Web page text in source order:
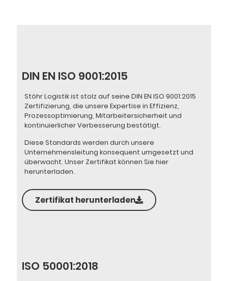
DIN EN ISO 9001:2015
Stöhr Logistik ist stolz auf seine DIN EN ISO 9001:2015
Zertifizierung, die unsere Expertise in Effizienz,
Prozessoptimierung, Mitarbeitersicherheit und
kontinuierlicher Verbesserung bestätigt.
Diese Standards werden durch unsere
Unternehmensleitung konsequent umgesetzt und
überwacht. Unser Zertifikat können Sie hier
herunterladen.
Zertifikat herunterladen
ISO 50001:2018